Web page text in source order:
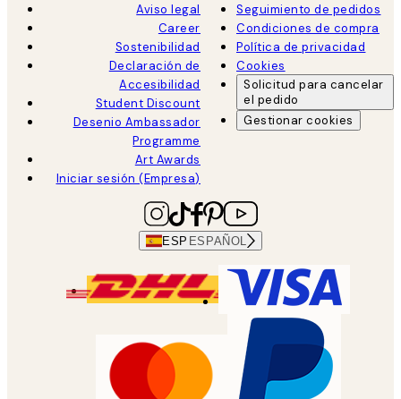
Aviso legal
Career
Sostenibilidad
Declaración de
Accesibilidad
Student Discount
Desenio Ambassador
Programme
Art Awards
Iniciar sesión (Empresa)
Seguimiento de pedidos
Condiciones de compra
Política de privacidad
Cookies
Solicitud para cancelar
el pedido
Gestionar cookies
ESP ESPAÑOL